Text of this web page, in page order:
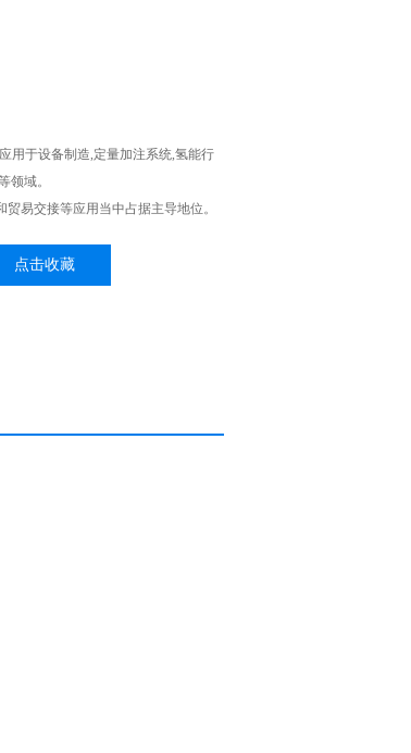
用于设备制造,定量加注系统,氢能行
领域。
易交接等应用当中占据主导地位。
点击收藏